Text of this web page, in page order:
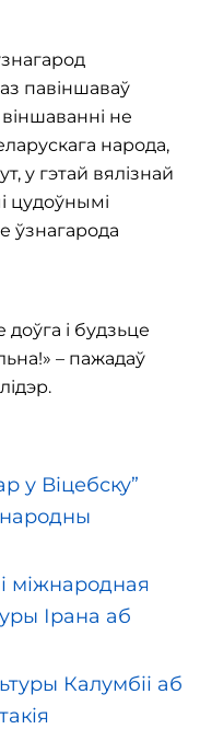
павіншаваў
не
народа,
у гэтай вялізнай
цудоўнымі
ўзнагарода
і будзьце
– пажадаў
у Віцебску”
міжнародная
Ірана аб
Калумбіі аб